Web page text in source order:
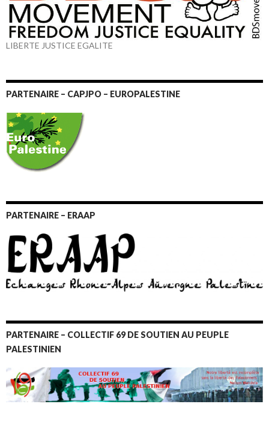
LIBERTE JUSTICE EGALITE
PARTENAIRE – CAPJPO – EUROPALESTINE
PARTENAIRE – ERAAP
PARTENAIRE – COLLECTIF 69 DE SOUTIEN AU PEUPLE
PALESTINIEN